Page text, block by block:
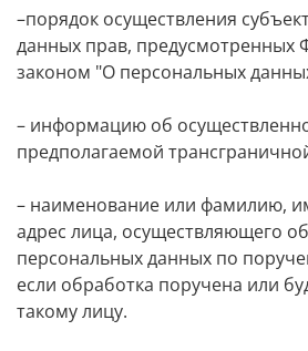
–порядок осуществления
данных прав, предусмотренных
законом "О персональных
– информацию об
предполагаемой
– наименование или фамилию,
адрес лица, осуществляющего
персональных данных по
если обработка поручена или
такому лицу.